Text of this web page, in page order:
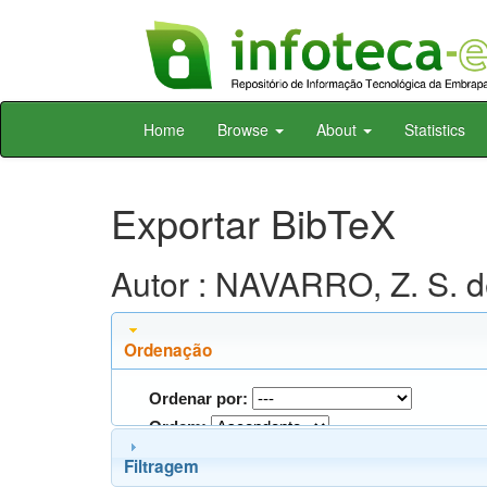
Skip
Home Browse About Statistics
Exportar BibTeX
Autor : NAVARRO, Z. S.
Ordenação
Ordenar por:
Ordem:
Filtragem